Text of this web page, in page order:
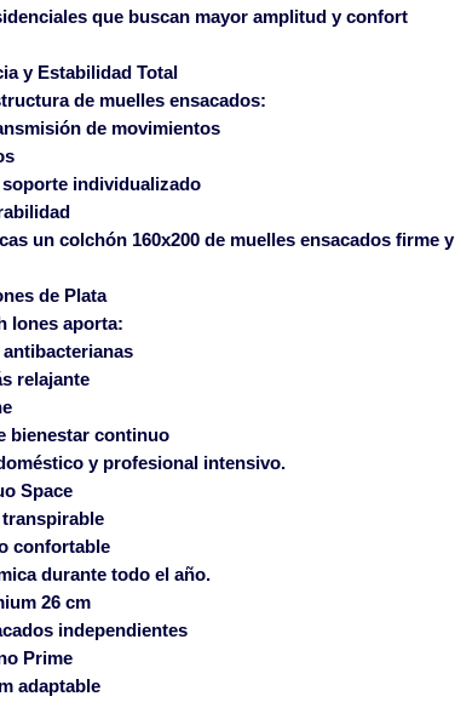
que buscan mayor amplitud y confort
y Estabilidad Total
de muelles ensacados:
de movimientos
individualizado
un colchón 160x200 de muelles ensacados firme y
de Plata
Iones aporta:
relajante
bienestar continuo
y profesional intensivo.
Space
transpirable
confortable
durante todo el año.
26 cm
independientes
Prime
adaptable